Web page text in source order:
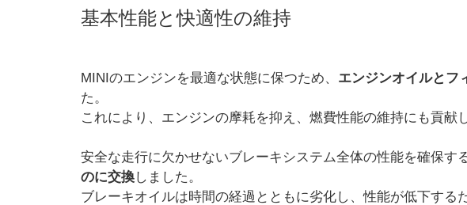
基本性能と快適性の維持
MINIのエンジンを最適な状態に保つため、 エンジンオイルとフ
た。
これにより、エンジンの摩耗を抑え、燃費性能の維持にも貢献
安全な走行に欠かせないブレーキシステム全体の性能を確保す
のに交換しました。
ブレーキオイルは時間の経過とともに劣化し、性能が低下する